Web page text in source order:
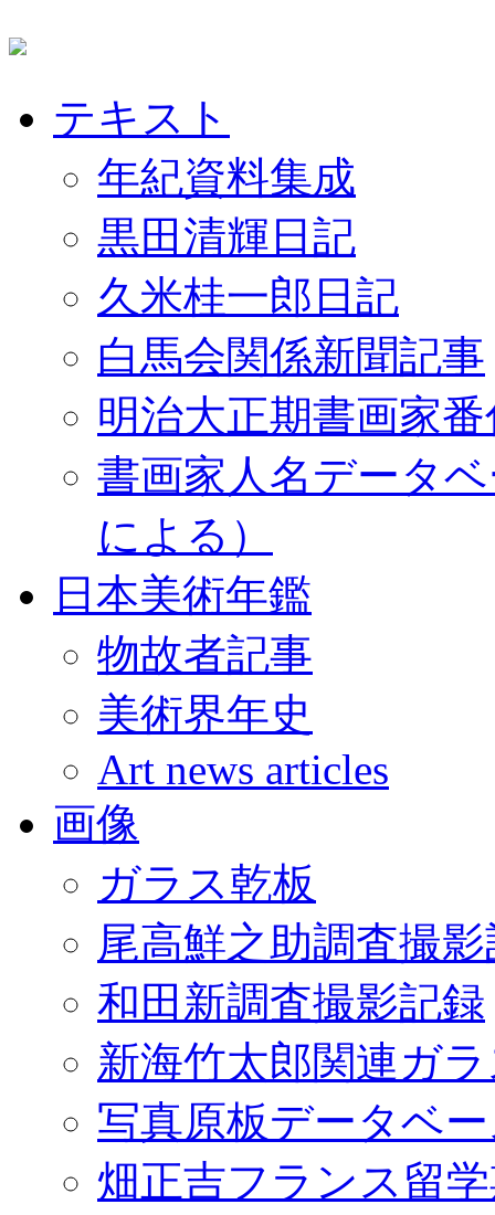
テキスト
年紀資料集成
黒田清輝日記
久米桂一郎日記
白馬会関係新聞記事
明治大正期書画家
書画家人名データ
による）
日本美術年鑑
物故者記事
美術界年史
Art news articles
画像
ガラス乾板
尾高鮮之助調査撮
和田新調査撮影記録
新海竹太郎関連ガ
写真原板データベ
畑正吉フランス留